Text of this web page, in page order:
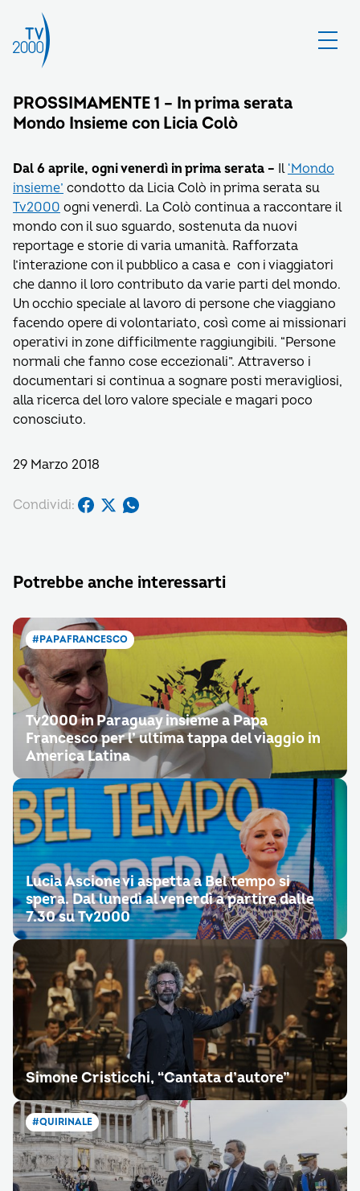
PROSSIMAMENTE 1 – In prima serata
Mondo Insieme con Licia Colò
Dal 6 aprile, ogni venerdì in prima serata – Il ‘Mondo
insieme’ condotto da Licia Colò in prima serata su
Tv2000 ogni venerdì. La Colò continua a raccontare il
mondo con il suo sguardo, sostenuta da nuovi
reportage e storie di varia umanità. Rafforzata
l’interazione con il pubblico a casa e con i viaggiatori
che danno il loro contributo da varie parti del mondo.
Un occhio speciale al lavoro di persone che viaggiano
facendo opere di volontariato, così come ai missionari
operativi in zone difficilmente raggiungibili. “Persone
normali che fanno cose eccezionali”. Attraverso i
documentari si continua a sognare posti meravigliosi,
alla ricerca del loro valore speciale e magari poco
conosciuto.
29 Marzo 2018
Condividi:
Potrebbe anche interessarti
#PAPAFRANCESCO
Tv2000 in Paraguay insieme a Papa
Francesco per l’ ultima tappa del viaggio in
America Latina
Lucia Ascione vi aspetta a Bel tempo si
spera. Dal lunedì al venerdì a partire dalle
7.30 su Tv2000
Simone Cristicchi, “Cantata d’autore”
#QUIRINALE